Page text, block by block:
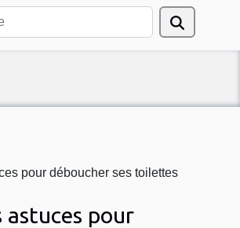
pour déboucher ses toilettes
astuces pour